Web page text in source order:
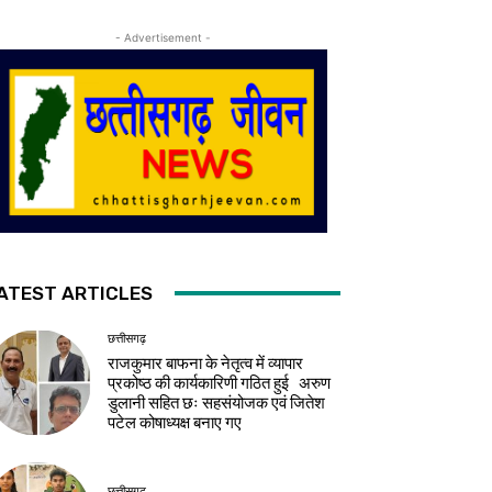
- Advertisement -
ARTICLES
छत्तीसगढ़
राजकुमार बाफना के नेतृत्व में व्यापार
प्रकोष्ठ की कार्यकारिणी गठित हुई अरुण
डुलानी सहित छः सहसंयोजक एवं जितेश
पटेल कोषाध्यक्ष बनाए गए